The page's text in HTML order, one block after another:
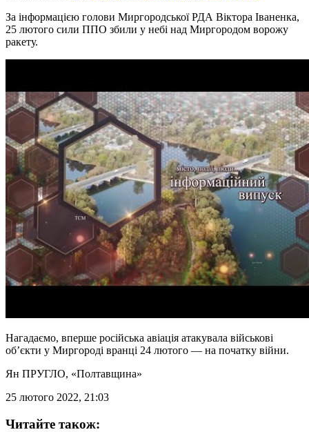
За інформацією голови Миргородської РДА Віктора Іваненка,
25 лютого сили ППО збили у небі над Миргородом ворожу
ракету.
Нагадаємо, вперше російська авіація атакувала військові
об’єкти у Миргороді вранці 24 лютого — на початку війни.
Ян ПРУГЛО, «Полтавщина»
25 лютого 2022, 21:03
Читайте також: